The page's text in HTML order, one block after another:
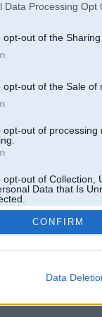
Data Processing Opt
opt-out of the
opt-out of the Sale of
opt-out of
opt-out of Collection,
Data that Is
CONFIRM
Data
nav saistīts ar